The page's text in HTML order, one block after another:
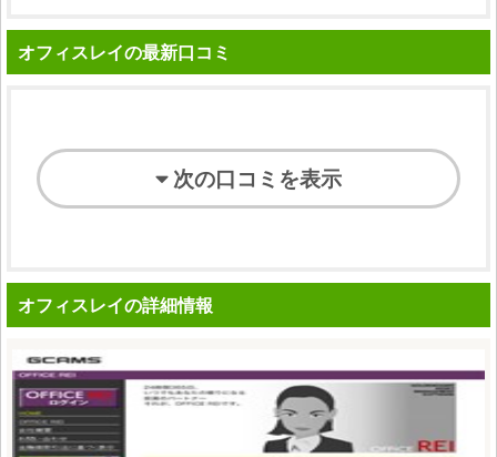
オフィスレイの最新口コミ
次の口コミを表示
オフィスレイの詳細情報